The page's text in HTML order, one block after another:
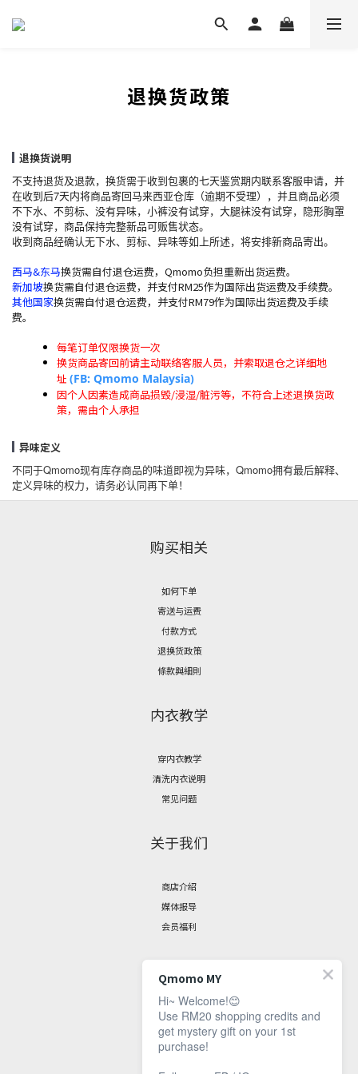
退换货政策
退换货说明
不支持退货及退款，换货需于收到包裹的七天鉴赏期内联系客服申请，并
在收到后7天内将商品寄回马来西亚仓库（逾期不受理），并且商品必须
不下水、不剪标、没有异味，小裤没有试穿，大腿袜没有试穿，隐形胸罩
没有试穿，商品保持完整新品可贩售状态。
收到商品经确认无下水、剪标、异味等如上所述，将安排新商品寄出。
西马&东马换货需自付退仓运费，Qmomo负担重新出货运费。
新加坡换货需自付退仓运费，并支付RM25作为国际出货运费及手续费。
其他国家换货需自付退仓运费，并支付RM79作为国际出货运费及手续
费。
每笔订单仅限换货一次
换货商品寄回前请主动联络客服人员，并索取退仓之详细地
址 (FB: Qmomo Malaysia)
因个人因素造成商品损毁/浸湿/脏污等，不符合上述退换货政
策，需由个人承担
异味定义
不同于Qmomo现有库存商品的味道即视为异味，Qmomo拥有最后解释、
定义异味的权力，请务必认同再下单！
购买相关
如何下单
寄送与运费
付款方式
退换货政策
條款與細則
内衣教学
穿内衣教学
清洗内衣说明
常见问题
关于我们
商店介绍
媒体报导
会员福利
聯絡我們
脸书专页
联繫资讯
Qmomo MY
Hi~ Welcome!😊
Use RM20 shopping credits and
get mystery gift on your 1st
purchase!